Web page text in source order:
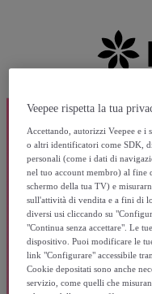
Veepee rispetta la tua
Accettando, autorizzi Veepee e
o altri identificatori come SDK,
personali (come i dati di
nel tuo account membro) al fine
schermo della tua TV) e
sull'attività di vendita e a fini di
diversi usi cliccando su
"Continua senza accettare". Le
dispositivo. Puoi modificare le
link "Configurare" accessibile
Cookie depositati sono anche
servizio, come quelli che